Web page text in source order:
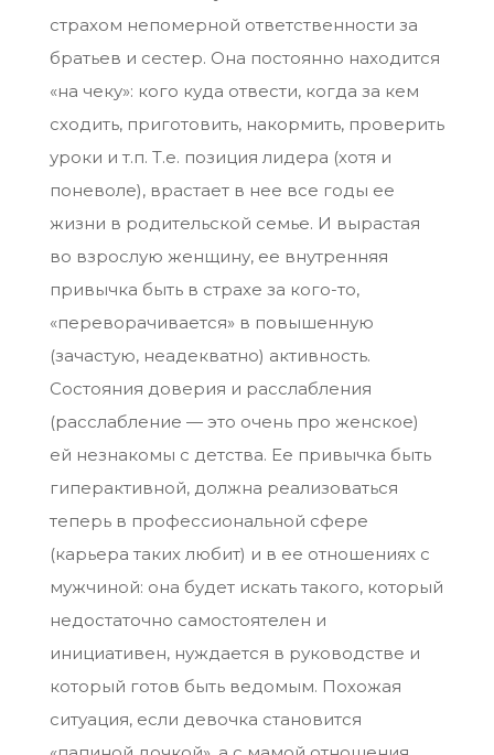
страхом непомерной ответственности за
братьев и сестер. Она постоянно находится
«на чеку»: кого куда отвести, когда за кем
сходить, приготовить, накормить, проверить
уроки и т.п. Т.е. позиция лидера (хотя и
поневоле), врастает в нее все годы ее
жизни в родительской семье. И вырастая
во взрослую женщину, ее внутренняя
привычка быть в страхе за кого-то,
«переворачивается» в повышенную
(зачастую, неадекватно) активность.
Состояния доверия и расслабления
(расслабление — это очень про женское)
ей незнакомы с детства. Ее привычка быть
гиперактивной, должна реализоваться
теперь в профессиональной сфере
(карьера таких любит) и в ее отношениях с
мужчиной: она будет искать такого, который
недостаточно самостоятелен и
инициативен, нуждается в руководстве и
который готов быть ведомым. Похожая
ситуация, если девочка становится